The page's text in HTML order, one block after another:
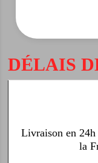
DÉLAIS
Livraison en
la